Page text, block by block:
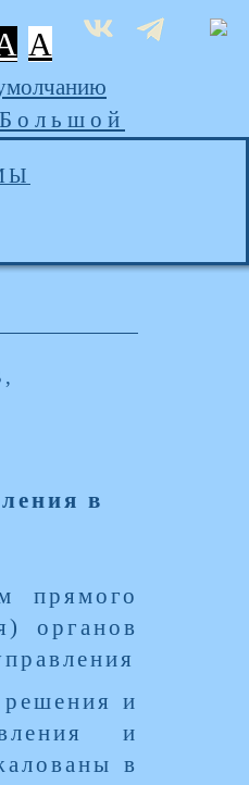
A
Большой
в
прямого
органов
и
и
в